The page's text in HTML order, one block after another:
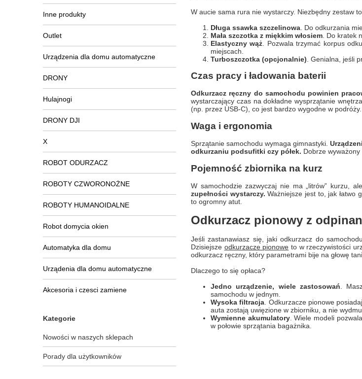
Inne produkty
Outlet
Urządzenia dla domu automatyczne
DRONY
Hulajnogi
DRONY DJI
X
ROBOT ODURZACZ
ROBOTY CZWORONOŻNE
ROBOTY HUMANOIDALNE
Robot domycia okien
Automatyka dla domu
Urządenia dla domu automatyczne
Akcesoria i czesci zamiene
Kategorie
Nowości w naszych sklepach
Porady dla użytkowników
W aucie sama rura nie wystarczy. Niezbędny zestaw
Długa ssawka szczelinowa . Do odkurzania
Mała szczotka z miękkim włosiem . Do kratek
Elastyczny wąż . Pozwala trzymać korpus
miejscach.
Turboszczotka (opcjonalnie) . Genialna, jeśli
Czas pracy i ładowania baterii
Odkurzacz ręczny do samochodu powinien
wystarczający czas na dokładne wysprzątanie
(np. przez USB-C), co jest bardzo wygodne w podróży.
Waga i ergonomia
Sprzątanie samochodu wymaga gimnastyki.
odkurzaniu podsufitki czy półek. Dobrze wyważony
Pojemność zbiornika na kurz
W samochodzie zazwyczaj nie ma „litrów” kurzu,
zupełności wystarczy. Ważniejsze jest to, jak łatwo
to ogromny atut.
Odkurzacz pionowy z
Jeśli zastanawiasz się, jaki odkurzacz do
Dzisiejsze odkurzacze pionowe to w rzeczywistości
odkurzacz ręczny, który parametrami bije na głowę
Dlaczego to się opłaca?
Jedno urządzenie, wiele zastosowań .
samochodu w jednym.
Wysoka filtracja . Odkurzacze pionowe
auta zostają uwięzione w zbiorniku, a nie
Wymienne akumulatory. Wiele modeli
w połowie sprzątania bagażnika.